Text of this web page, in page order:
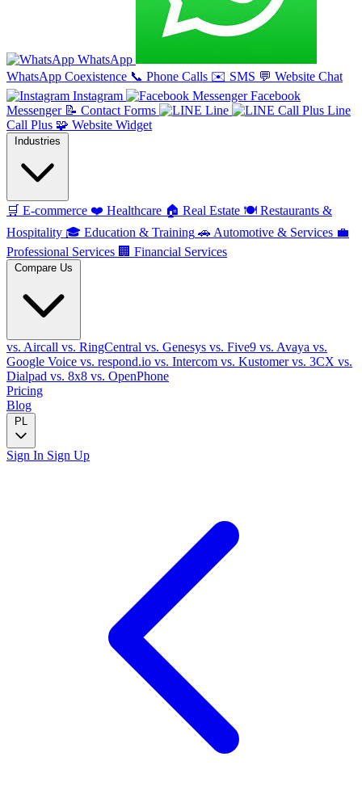
WhatsApp
WhatsApp Coexistence 📞 Phone Calls ✉️ SMS 💬 Website Chat
Instagram
Facebook
Messenger 📝 Contact Forms Line
Line
Call Plus 🧩 Website Widget
Industries
🛒 E-commerce ❤️ Healthcare 🏠 Real Estate 🍽️ Restaurants &
Hospitality 🎓 Education & Training 🚗 Automotive & Services 💼
Professional Services 🏢 Financial Services
Compare Us
vs. Aircall vs. RingCentral vs. Genesys vs. Five9 vs. Avaya vs.
Google Voice vs. respond.io vs. Intercom vs. Kustomervs. 3CX vs.
Dialpad vs. 8x8 vs. OpenPhone
Pricing
Blog
PL
Sign In Sign Up